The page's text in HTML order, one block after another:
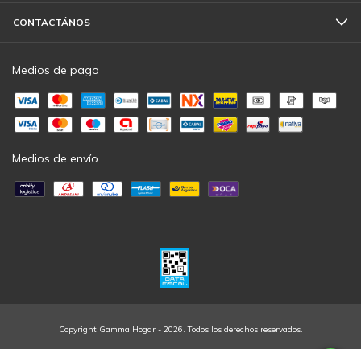
CONTACTÁNOS
Medios de pago
Medios de envío
Copyright Gamma Hogar - 2026. Todos los derechos reservados.